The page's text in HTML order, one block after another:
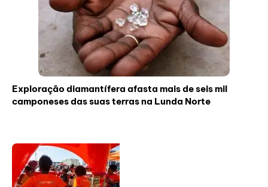
Exploração diamantífera afasta mais de seis mil
camponeses das suas terras na Lunda Norte